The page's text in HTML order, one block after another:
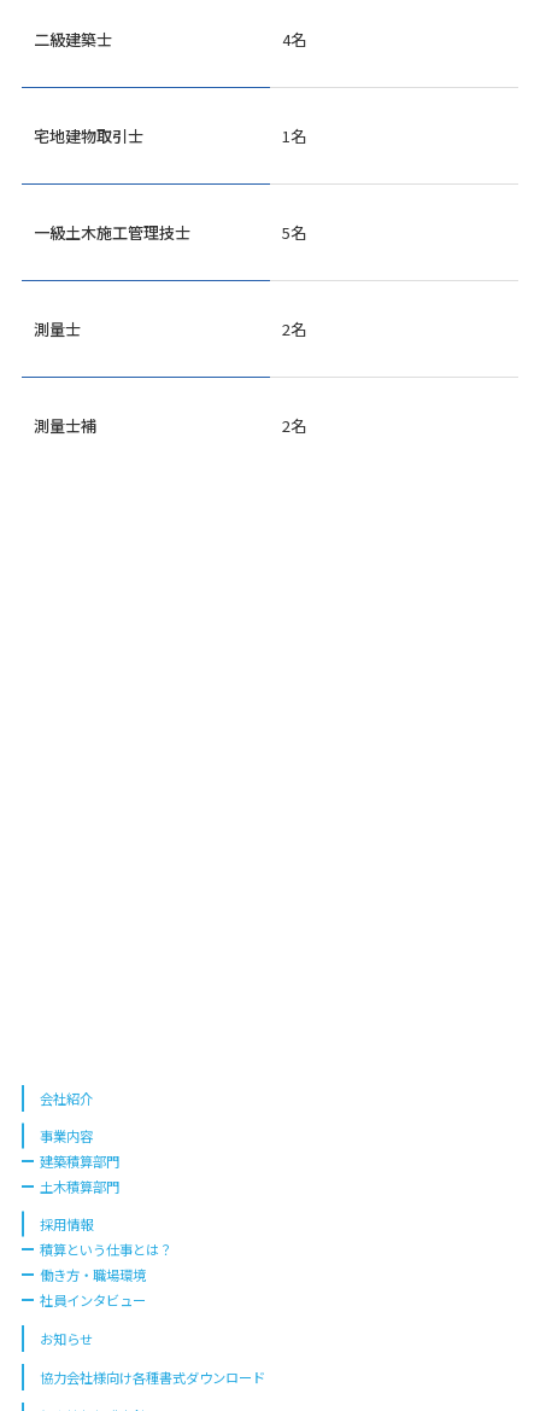
二級建築士 4名
宅地建物取引士 1名
一級土木施工管理技士 5名
測量士 2名
測量士補 2名
会社紹介
事業内容
建築積算部門
土木積算部門
採用情報
積算という仕事とは？
働き方・職場環境
社員インタビュー
お知らせ
協力会社様向け各種書式ダウンロード